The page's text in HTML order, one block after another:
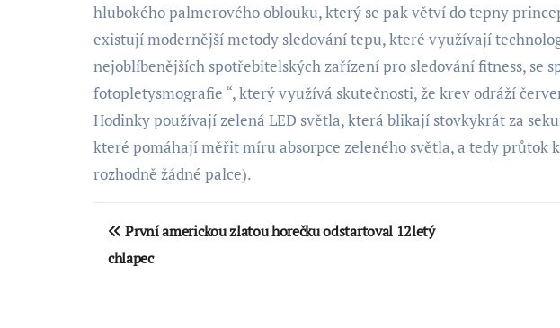
hlubokého palmerového oblouku, který se pak větví do tepny
existují modernější metody sledování tepu, které využívají
nejoblíbenějších spotřebitelských zařízení pro sledování fitness, se
fotopletysmografie “, který využívá skutečnosti, že krev odráží
Hodinky používají zelená LED světla, která blikají stovkykrát za
které pomáhají měřit míru absorpce zeleného světla, a tedy průtok
rozhodně žádné palce).
Navigace
pro
První americkou zlatou horečku odstartoval 12letý
chlapec